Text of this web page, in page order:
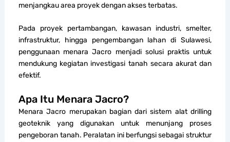
menjangkau area proyek dengan akses terbatas.
Pada proyek pertambangan, kawasan industri, smelter,
infrastruktur, hingga pengembangan lahan di Sulawesi,
penggunaan menara Jacro menjadi solusi praktis untuk
mendukung kegiatan investigasi tanah secara akurat dan
efektif.
Apa Itu Menara Jacro?
Menara Jacro merupakan bagian dari sistem alat drilling
geoteknik yang digunakan untuk menunjang proses
pengeboran tanah. Peralatan ini berfungsi sebagai struktur